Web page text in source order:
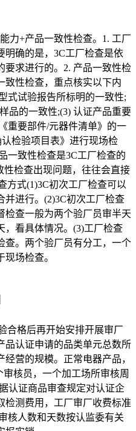
力+产品一致性检查。1. 工厂
确的是，3C工厂检查是依
要求进行的。2. 产品一致性检
性检查，重点核实以下内
式试验报告所标明的一致性;
品的一致性;(3) 认证产品重要
重要部件/元器件清单》的一
检验项目表》进行现场检
致性检查是3C工厂检查的
性检查出现问题，往往会直接
方式(1)3C初次工厂检查可以
并进行。(2)3C初次工厂检查
检查一般为两个验厂员审半天
，看具体情况。(3)工厂检查
查。两个验厂员有分工，一个
场检查。
合格后再开始安排开展审厂
品认证申请的品类单元总数所
营的规模。正常电器产品，
核员，一个加工场所审核周
认证商品审查规定对认证企
检测费用，工厂审厂收费标准
核人数和天数按认监委有关